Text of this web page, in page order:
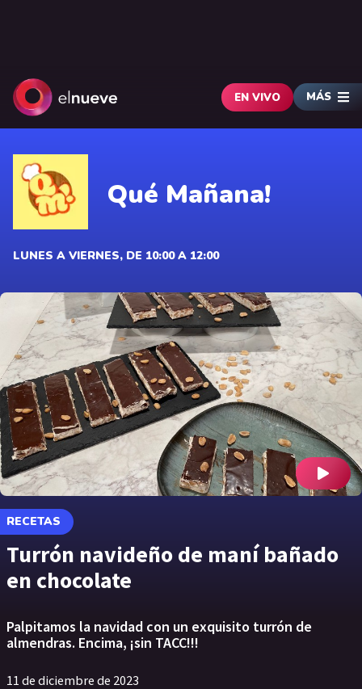
EN VIVO MÁS
Qué Mañana!
LUNES A VIERNES, DE 10:00 A 12:00
RECETAS
Turrón navideño de maní bañado
en chocolate
Palpitamos la navidad con un exquisito turrón de
almendras. Encima, ¡sin TACC!!!
11 de diciembre de 2023